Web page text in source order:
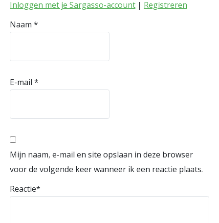
Inloggen met je Sargasso-account | Registreren
Naam *
E-mail *
Mijn naam, e-mail en site opslaan in deze browser
voor de volgende keer wanneer ik een reactie plaats.
Reactie*